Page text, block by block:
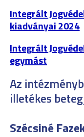
Integrált
kiadványai 2024
Integrált
egymást
Az
illetékes
Szécsiné